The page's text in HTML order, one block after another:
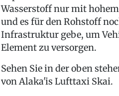
Wasserstoff nur mit
und es für den Rohstoff
Infrastruktur gebe, um
Element zu versorgen.
Sehen Sie in der oben
von Alaka'is Lufttaxi Skai.